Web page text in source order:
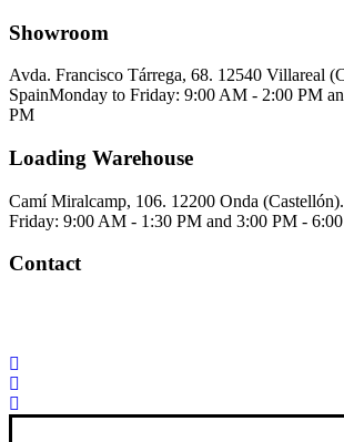
Showroom
Avda. Francisco Tárrega, 68. 12540 Villareal
SpainMonday to Friday: 9:00 AM - 2:00 PM
PM
Loading Warehouse
Camí Miralcamp, 106. 12200 Onda
Friday: 9:00 AM - 1:30 PM and 3:00 PM -
Contact